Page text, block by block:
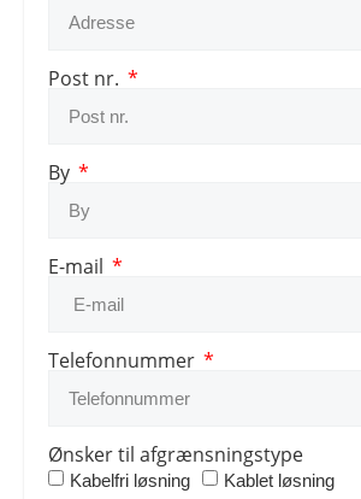
Post nr.
By
E-mail
Telefonnummer
Ønsker til afgrænsningstype
Kabelfri løsning Kablet løsning